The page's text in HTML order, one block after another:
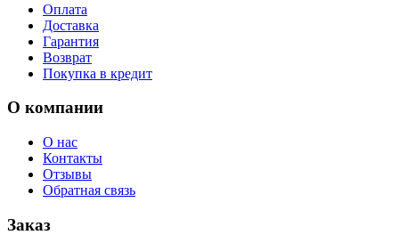
Оплата
Доставка
Гарантия
Возврат
Покупка в кредит
О компании
О нас
Контакты
Отзывы
Обратная связь
Заказ